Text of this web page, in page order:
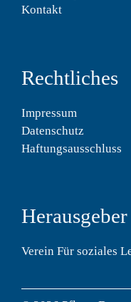
Kontakt
Rechtliches
Impressum
Datenschutz
Haftungsausschluss
Herausgeber
Verein Für soziales